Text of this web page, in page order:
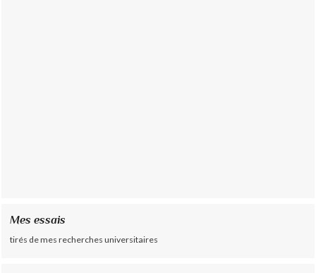
Mes essais
tirés de mes recherches universitaires